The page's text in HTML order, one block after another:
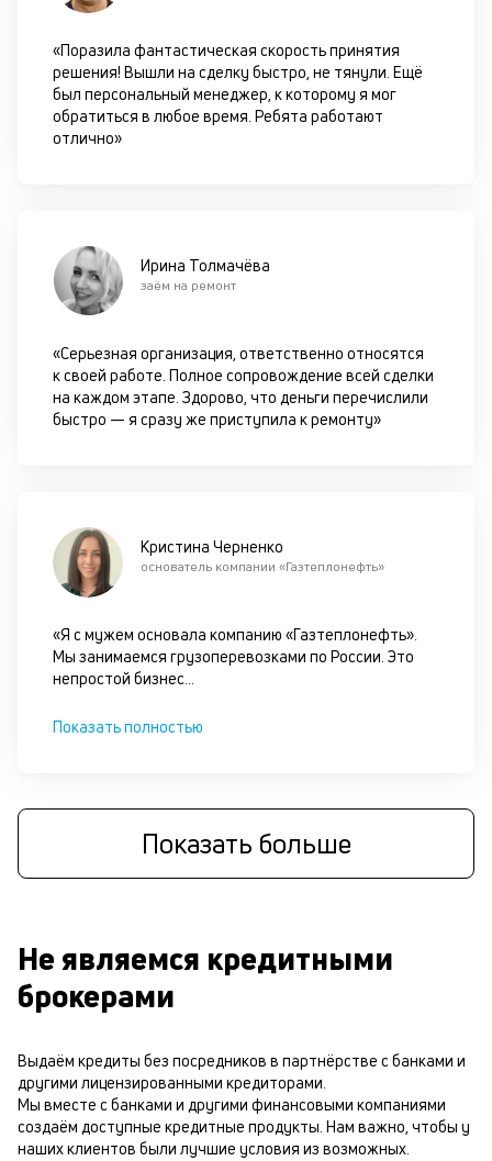
«Поразила фантастическая скорость принятия
решения! Вышли на сделку быстро, не тянули. Ещё
был персональный менеджер, к которому я мог
обратиться в любое время. Ребята работают
отлично»
Ирина Толмачёва
заём на ремонт
«Серьезная организация, ответственно относятся
к своей работе. Полное сопровождение всей сделки
на каждом этапе. Здорово, что деньги перечислили
быстро — я сразу же приступила к ремонту»
Кристина Черненко
основатель компании «Газтеплонефть»
«Я с мужем основала компанию «Газтеплонефть».
Мы занимаемся грузоперевозками по России. Это
непростой бизнес...
Показать полностью
Показать больше
Не являемся кредитными
брокерами
Выдаём кредиты без посредников в партнёрстве с банками и
другими лицензированными кредиторами.
Мы вместе с банками и другими финансовыми компаниями
создаём доступные кредитные продукты. Нам важно, чтобы у
наших клиентов были лучшие условия из возможных.